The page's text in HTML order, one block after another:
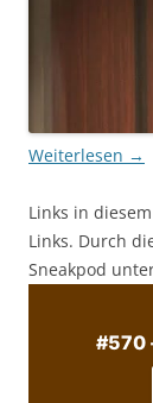
Weiterlesen →
Links in
Links. Durch
Sneakpod